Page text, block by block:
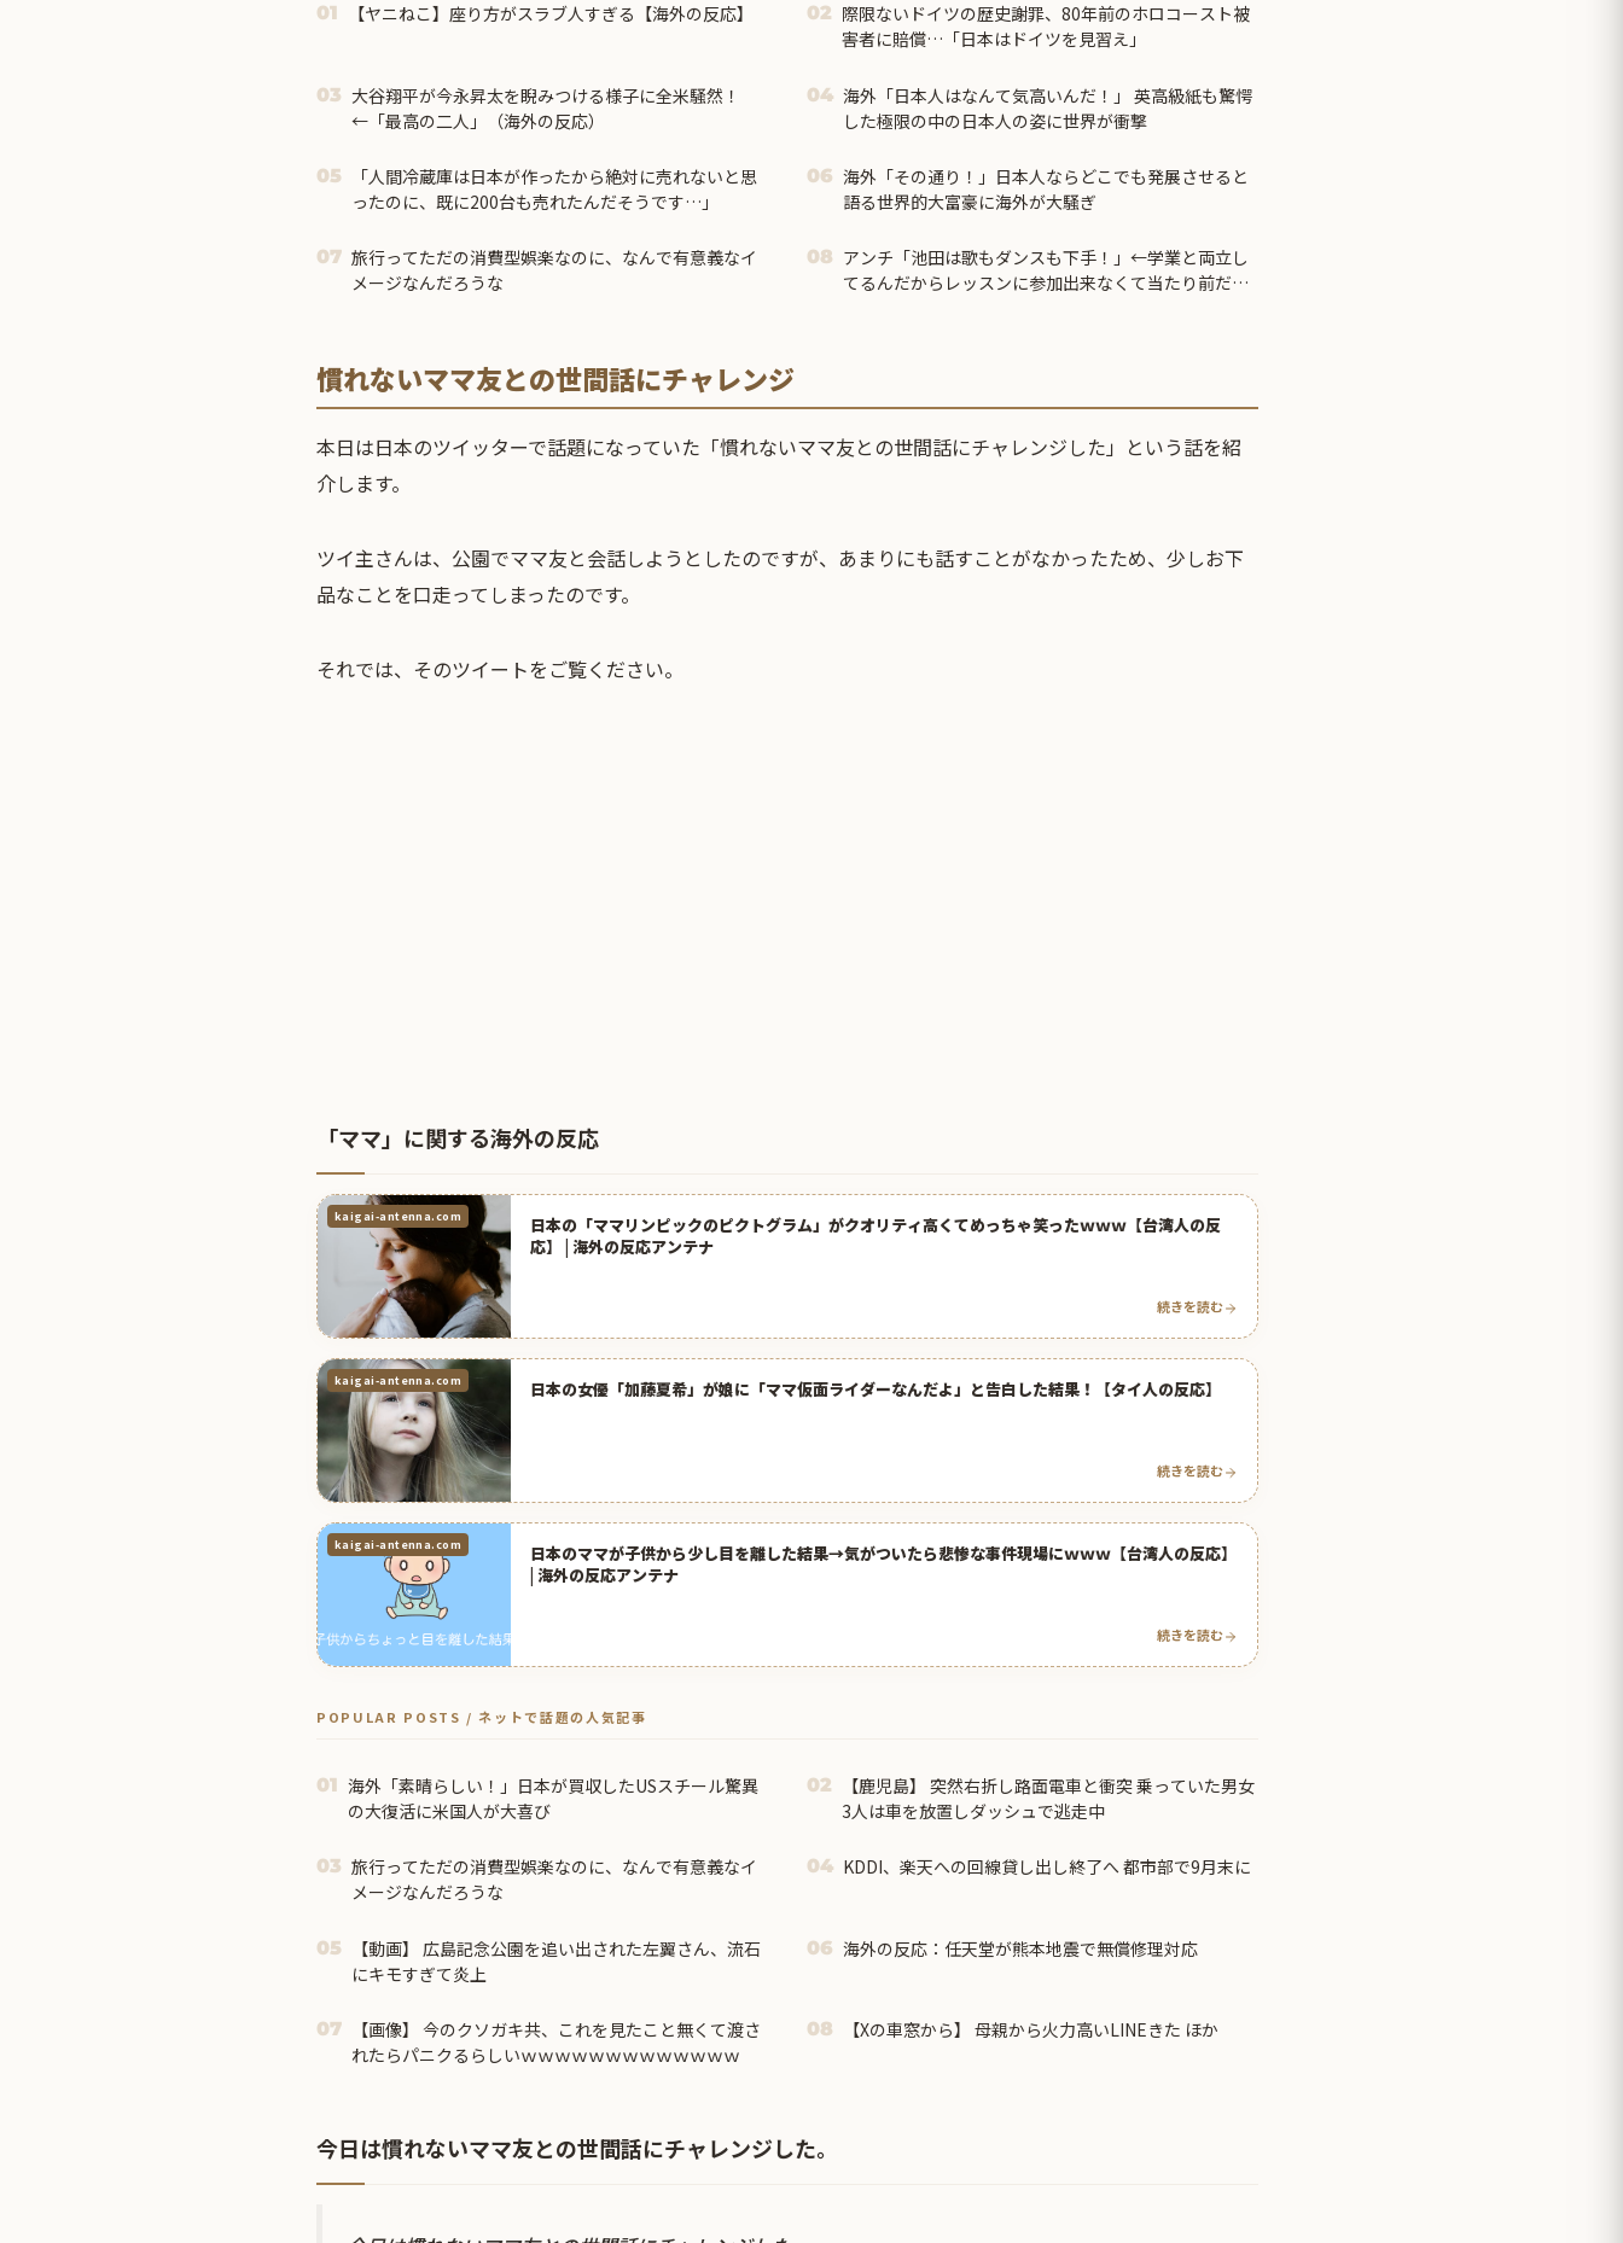
01 【ヤニねこ】座り方がスラブ人すぎる【海外の反応】 02 際限ないドイツの歴史謝罪、80年前のホロコースト被
害者に賠償…「日本はドイツを見習え」
03 大谷翔平が今永昇太を睨みつける様子に全米騒然！
←「最高の二人」（海外の反応）
04 海外「日本人はなんて気高いんだ！」 英高級紙も驚愕
した極限の中の日本人の姿に世界が衝撃
05
「人間冷蔵庫は日本が作ったから絶対に売れないと思
ったのに、既に200台も売れたんだそうです…」
06 海外「その通り！」日本人ならどこでも発展させると
語る世界的大富豪に海外が大騒ぎ
07 旅行ってただの消費型娯楽なのに、なんで有意義なイ
メージなんだろうな
08 アンチ「池田は歌もダンスも下手！」←学業と両立し
てるんだからレッスンに参加出来なくて当たり前だ
慣れないママ友との世間話にチャレンジ
本日は日本のツイッターで話題になっていた「慣れないママ友との世間話にチャレンジした」という話を紹
介します。
ツイ主さんは、公園でママ友と会話しようとしたのですが、あまりにも話すことがなかったため、少しお下
品なことを口走ってしまったのです。
それでは、そのツイートをご覧ください。
「ママ」に関する海外の反応
kaigai-antenna.com
日本の「ママリンピックのピクトグラム」がクオリティ高くてめっちゃ笑ったｗｗｗ【台湾人の反
応】 | 海外の反応アンテナ
続きを読む
kaigai-antenna.com 日本の女優「加藤夏希」が娘に「ママ仮面ライダーなんだよ」と告白した結果！【タイ人の反応】
続きを読む
kaigai-antenna.com
日本のママが子供から少し目を離した結果→気がついたら悲惨な事件現場にｗｗｗ【台湾人の反応】
| 海外の反応アンテナ
続きを読む
POPULAR POSTS / ネットで話題の人気記事
01 海外「素晴らしい！」日本が買収したUSスチール驚異
の大復活に米国人が大喜び
02
【鹿児島】 突然右折し路面電車と衝突 乗っていた男女
3人は車を放置しダッシュで逃走中
03 旅行ってただの消費型娯楽なのに、なんで有意義なイ
メージなんだろうな
04 KDDI、楽天への回線貸し出し終了へ 都市部で9月末に
05
【動画】 広島記念公園を追い出された左翼さん、流石
にキモすぎて炎上
06 海外の反応：任天堂が熊本地震で無償修理対応
07
【画像】 今のクソガキ共、これを見たこと無くて渡さ
れたらパニクるらしいｗｗｗｗｗｗｗｗｗｗｗｗｗ
08 【Xの車窓から】 母親から火力高いLINEきた ほか
今日は慣れないママ友との世間話にチャレンジした。